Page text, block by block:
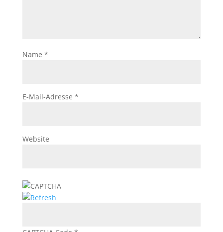
Name *
E-Mail-Adresse *
Website